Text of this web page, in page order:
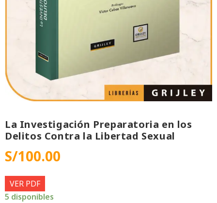
La Investigación Preparatoria en los
Delitos Contra la Libertad Sexual
S/100.00
VER PDF
5 disponibles